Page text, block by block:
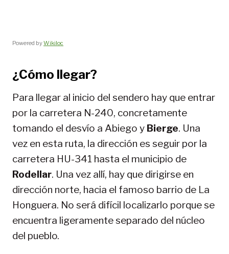
Powered byWikiloc
¿Cómo llegar?
Para llegar al inicio del sendero hay que entrar
por la carretera N-240, concretamente
tomando el desvío a Abiego y Bierge. Una
vez en esta ruta, la dirección es seguir por la
carretera HU-341 hasta el municipio de
Rodellar. Una vez allí, hay que dirigirse en
dirección norte, hacia el famoso barrio de La
Honguera. No será difícil localizarlo porque se
encuentra ligeramente separado del núcleo
del pueblo.